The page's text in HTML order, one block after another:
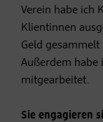
Verein habe ich
Klientinnen
Geld
Außerdem habe
mitgearbeitet.
Sie engagieren